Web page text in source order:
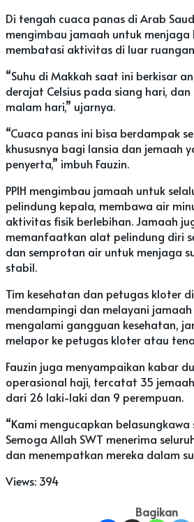
Di tengah cuaca panas di Arab
mengimbau jamaah untuk menjaga
membatasi aktivitas di luar
“Suhu di Makkah saat ini berkisar
derajat Celsius pada siang hari,
malam hari,” ujarnya.
“Cuaca panas ini bisa berdampak
khususnya bagi lansia dan jemaah
penyerta,” imbuh Fauzin.
PPIH mengimbau jamaah untuk
pelindung kepala, membawa air
aktivitas fisik berlebihan. Jamaah
memanfaatkan alat pelindung diri
dan semprotan air untuk menjaga
stabil.
Tim kesehatan dan petugas kloter
mendampingi dan melayani
mengalami gangguan kesehatan,
melapor ke petugas kloter atau
Fauzin juga menyampaikan kabar
operasional haji, tercatat 35
dari 26 laki-laki dan 9 perempuan.
“Kami mengucapkan
Semoga Allah SWT menerima
dan menempatkan mereka dalam
Views: 394
Bagikan